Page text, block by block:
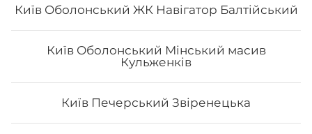
Київ Оболонський ЖК Навігатор Балтійський
Київ Оболонський Мінський масив
Кульженків
Київ Печерський Звіренецька
Сет "Від Шефа 50/50"